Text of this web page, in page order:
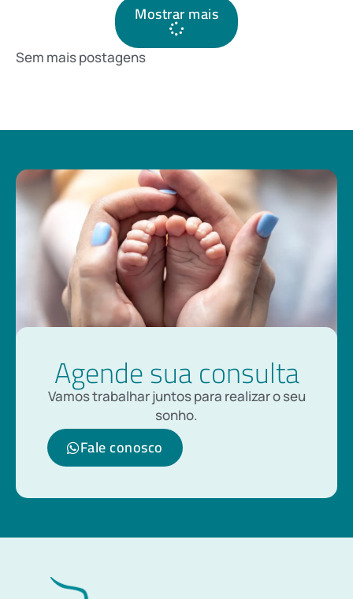
Mostrar mais
Sem mais postagens
Agende sua consulta
Vamos trabalhar juntos para realizar o seu
sonho.
Fale conosco